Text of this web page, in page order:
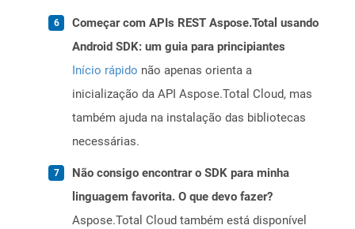
Começar com APIs REST Aspose.Total usando
Android SDK: um guia para principiantes
Início rápido não apenas orienta a
inicialização da API Aspose.Total Cloud, mas
também ajuda na instalação das bibliotecas
necessárias.
Não consigo encontrar o SDK para minha
linguagem favorita. O que devo fazer?
Aspose.Total Cloud também está disponível